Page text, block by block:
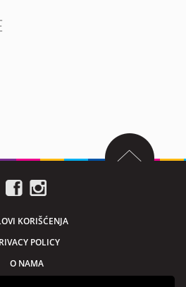
KORIŠĆENJA
POLICY
O NAMA